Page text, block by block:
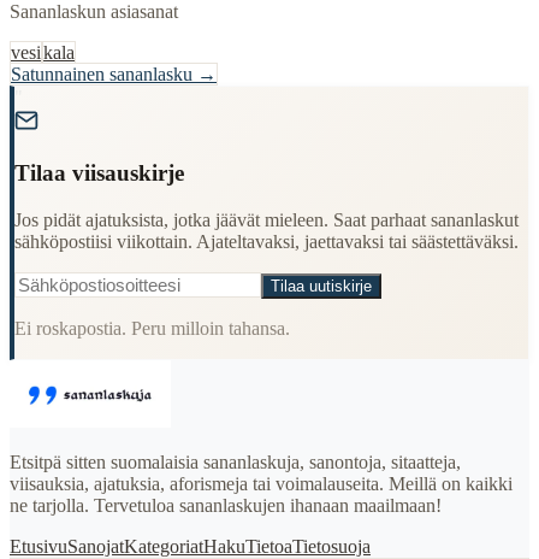
Sananlaskun asiasanat
vesikala
Satunnainen sananlasku →
Tilaa viisauskirje
Jos pidät ajatuksista, jotka jäävät mieleen. Saat parhaat sananlaskut
sähköpostiisi viikottain. Ajateltavaksi, jaettavaksi tai säästettäväksi.
Tilaa uutiskirje
Ei roskapostia. Peru milloin tahansa.
Etsitpä sitten suomalaisia sananlaskuja, sanontoja, sitaatteja,
viisauksia, ajatuksia, aforismeja tai voimalauseita. Meillä on kaikki
ne tarjolla. Tervetuloa sananlaskujen ihanaan maailmaan!
EtusivuSanojatKategoriatHakuTietoaTietosuoja